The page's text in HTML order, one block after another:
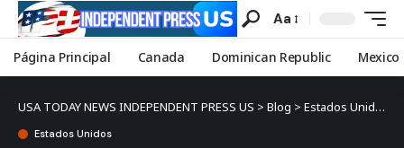
Aa
Página Principal Canada Dominican Republic Mexico
USA TODAY NEWS INDEPENDENT PRESS US > Blog > Estados Unidos
Estados Unidos